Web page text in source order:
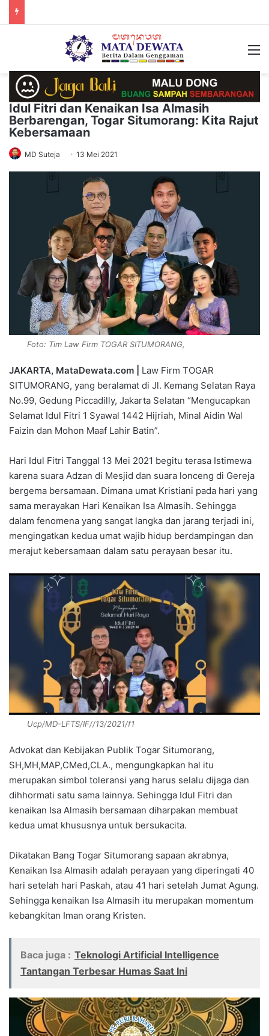
Idul Fitri dan Kenaikan Isa Almasih
Berbarengan, Togar Situmorang: Kita Rajut
Kebersamaan
MD Suteja 13 Mei 2021
Foto: Tim Law Firm TOGAR SITUMORANG,
JAKARTA, MataDewata.com |
Law Firm TOGAR
SITUMORANG, yang beralamat di Jl. Kemang Selatan Raya
No.99, Gedung Piccadilly, Jakarta Selatan “Mengucapkan
Selamat Idul Fitri 1 Syawal 1442 Hijriah, Minal Aidin Wal
Faizin dan Mohon Maaf Lahir Batin”.
Hari Idul Fitri Tanggal 13 Mei 2021 begitu terasa Istimewa
karena suara Adzan di Mesjid dan suara lonceng di Gereja
bergema bersamaan. Dimana umat Kristiani pada hari yang
sama merayakan Hari Kenaikan Isa Almasih. Sehingga
dalam fenomena yang sangat langka dan jarang terjadi ini,
mengingatkan kedua umat wajib hidup berdampingan dan
merajut kebersamaan dalam satu perayaan besar itu.
Ucp/MD-LFTS/IF//13/2021/f1
Advokat dan Kebijakan Publik Togar Situmorang,
SH,MH,MAP,CMed,CLA., mengungkapkan hal itu
merupakan simbol toleransi yang harus selalu dijaga dan
dihhormati satu sama lainnya. Sehingga Idul Fitri dan
kenaikan Isa Almasih bersamaan diharpakan membuat
kedua umat khususnya untuk bersukacita.
Dikatakan Bang Togar Situmorang sapaan akrabnya,
Kenaikan Isa Almasih adalah perayaan yang diperingati 40
hari setelah hari Paskah, atau 41 hari setelah Jumat Agung.
Sehingga kenaikan Isa Almasih itu merupakan momentum
kebangkitan Iman orang Kristen.
Baca juga : Teknologi Artificial Intelligence
Tantangan Terbesar Humas Saat Ini